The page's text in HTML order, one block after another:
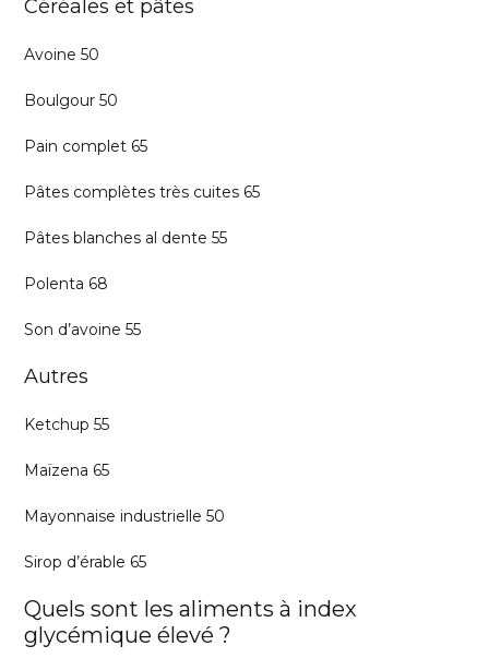
Céréales et pâtes
Avoine 50
Boulgour 50
Pain complet 65
Pâtes complètes très cuites 65
Pâtes blanches al dente 55
Polenta 68
Son d’avoine 55
Autres
Ketchup 55
Maïzena 65
Mayonnaise industrielle 50
Sirop d’érable 65
Quels sont les aliments à index
glycémique élevé ?